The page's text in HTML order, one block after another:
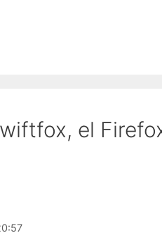
el